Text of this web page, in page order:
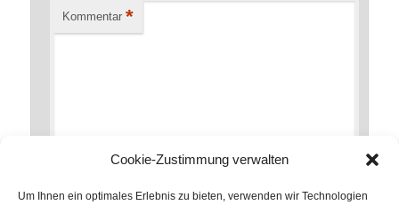
Cookie-Zustimmung verwalten
Um Ihnen ein optimales Erlebnis zu bieten, verwenden wir Technologien
Kommentar *